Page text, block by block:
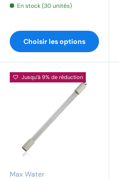
En stock (30 unités)
Choisir les options
Jusqu’à 9% de réduction
Max Water